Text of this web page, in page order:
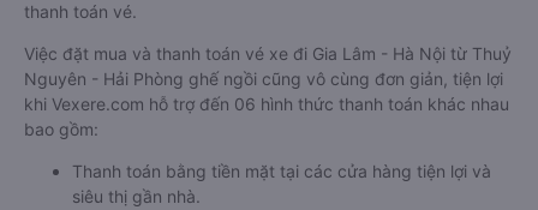
thanh toán vé.
Việc đặt mua và thanh toán vé xe đi Gia Lâm - Hà Nội từ Thuỷ
Nguyên - Hải Phòng ghế ngồi cũng vô cùng đơn giản, tiện lợi
khi Vexere.com hỗ trợ đến 06 hình thức thanh toán khác nhau
bao gồm:
Thanh toán bằng tiền mặt tại các cửa hàng tiện lợi và
siêu thị gần nhà.